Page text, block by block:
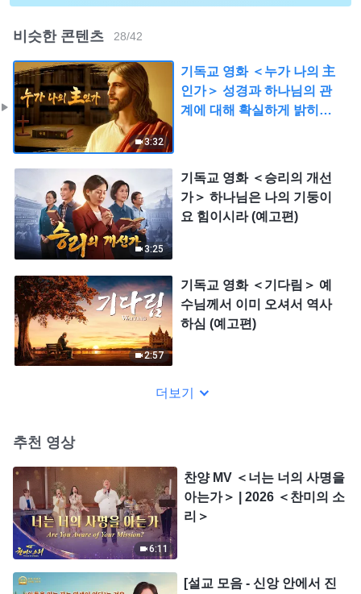
비슷한 콘텐츠 28/42
3:32
기독교 영화 ＜누가 나의 主
인가＞ 성경과 하나님의 관
계에 대해 확실하게 밝히다
3:25
기독교 영화 ＜승리의 개선
가＞ 하나님은 나의 기둥이
요 힘이시라 (예고편)
2:57
기독교 영화 ＜기다림＞ 예
수님께서 이미 오셔서 역사
하심 (예고편)
더보기
추천 영상
6:11
찬양 MV ＜너는 너의 사명을
아는가＞ | 2026 ＜찬미의 소
리＞
[설교 모음 - 신앙 안에서 진